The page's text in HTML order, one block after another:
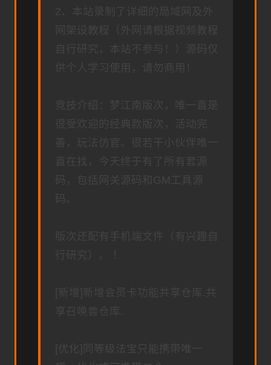
2、本站录制了详细的局域网及外
网架设教程（外网请根据视频教程
自行研究，本站不参与！）源码仅
供个人学习使用，请勿商用！
竞技介绍：梦江南版次，唯一直是
很受欢迎的经典款版次，活动完
善，玩法仿官。很若干小伙伴唯一
直在找，今天终于有了所有套源
码，包括网关源码和GM工具源
码。
版次还配有手机端文件（有兴趣自
行研究）。 ！
[新增]新增会员卡功能共享仓库.共
享召唤兽仓库.
[优化]同等级法宝只能携带唯一